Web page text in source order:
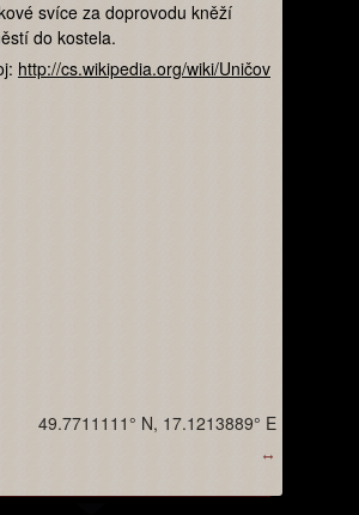
svíce za doprovodu kněží
do kostela.
http://cs.wikipedia.org/wiki/Uničov
↔
49.7711111° N, 17.1213889° E